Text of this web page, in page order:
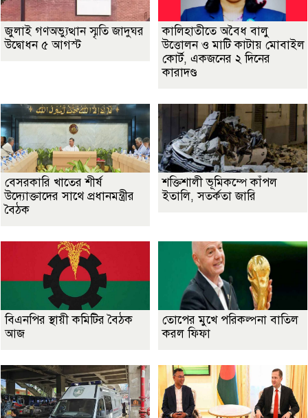
জুলাই গণঅভ্যুত্থান স্মৃতি জাদুঘর
উদ্বোধন ৫ আগস্ট
কালিহাতীতে অবৈধ বালু
উত্তোলন ও মাটি কাটায় মোবাইল
কোর্ট, একজনের ২ দিনের
কারাদণ্ড
বেসরকারি খাতের শীর্ষ
উদ্যোক্তাদের সাথে প্রধানমন্ত্রীর
বৈঠক
শক্তিশালী ভূমিকম্পে কাঁপল
ইতালি, সতর্কতা জারি
বিএনপির স্থায়ী কমিটির বৈঠক
আজ
তোপের মুখে পরিকল্পনা বাতিল
করল ফিফা